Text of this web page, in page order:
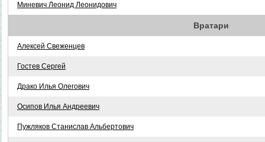
Миневич Леонид Леонидович
Вратари
Алексей Свеженцев
Гостев Сергей
Драко Илья Олегович
Осипов Илья Андреевич
Пужляков Станислав Альбертович